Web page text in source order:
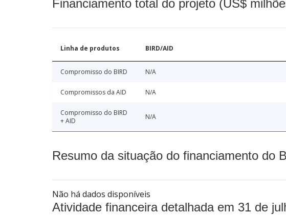
Financiamento total do projeto (US$
Linha de produtos BIRD/AID
Compromisso do BIRD N/A
Compromissos da AID N/A
Compromisso do BIRD
+ AID
N/A
Resumo da situação do financiamento do
Não há dados disponíveis
Atividade financeira detalhada em 31 de